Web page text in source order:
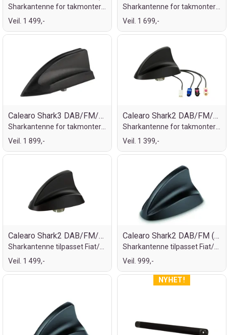
Veil. 1 499,-
Veil. 1 699,-
Calearo Shark3 DAB/FM/GPS/GSM (Fakra)
Veil. 1 899,-
Calearo Shark2 DAB/FM/GPS (Fakra)
Veil. 1 399,-
Calearo Shark2 DAB/FM/GPS (Fakra)
Veil. 1 499,-
Calearo Shark2 DAB/FM (Fakra)
Veil. 999,-